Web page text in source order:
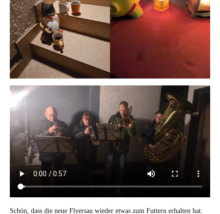
Schön, dass die neue Flyersau wieder etwas zum Futtern erhalten hat.